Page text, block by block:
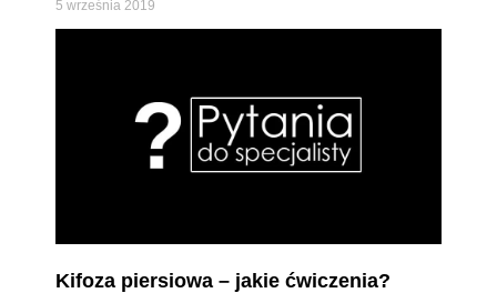
5 września 2019
Kifoza piersiowa – jakie ćwiczenia?